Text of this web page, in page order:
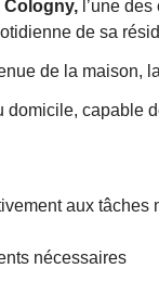
Cologny, l’une
de sa
de la
aux tâches
nécessaires